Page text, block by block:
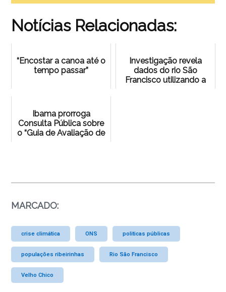
Notícias Relacionadas:
“Encostar a canoa até o
tempo passar”
Investigação revela
dados do rio São
Francisco utilizando a
Ibama prorroga
Consulta Pública sobre
o “Guia de Avaliação de
MARCADO:
crise climática ONS politicas públicas
populações ribeirinhas Rio São Francisco
Velho Chico